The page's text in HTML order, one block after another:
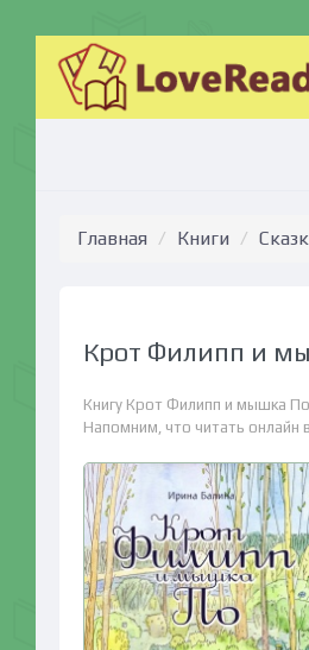
Главная Книги
Крот Филипп и
Книгу Крот Филипп и мышка
Напомним, что читать онлайн